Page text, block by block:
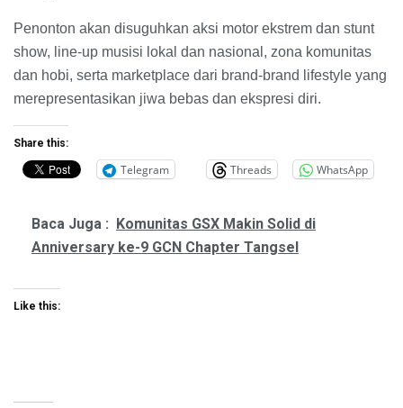
Penonton akan disuguhkan aksi motor ekstrem dan stunt
show, line-up musisi lokal dan nasional, zona komunitas
dan hobi, serta marketplace dari brand-brand lifestyle yang
merepresentasikan jiwa bebas dan ekspresi diri.
Share this:
Telegram Threads WhatsApp
Baca Juga : Komunitas GSX Makin Solid di
Anniversary ke-9 GCN Chapter Tangsel
Like this: